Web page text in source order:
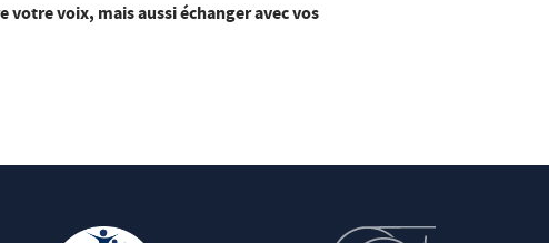
votre voix, mais aussi échanger avec vos